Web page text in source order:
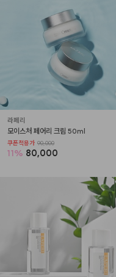
라페리
모이스처 페어리 크림 50ml
쿠폰적용가 90,000
11% 80,000